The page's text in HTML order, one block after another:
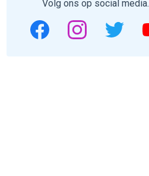
Volg ons op social media.